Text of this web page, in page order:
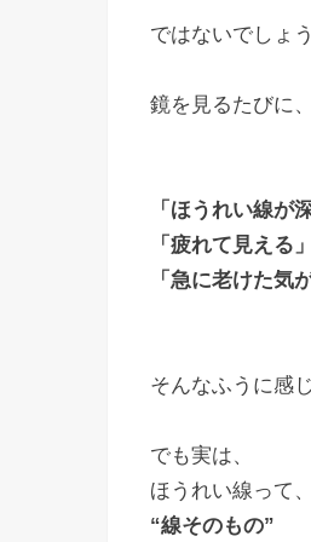
ではないでしょう
鏡を見るたびに、
「ほうれい線が
「疲れて見える」
「急に老けた気
そんなふうに感
でも実は、
ほうれい線って、
“線そのもの”